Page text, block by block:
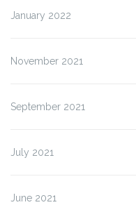
January 2022
November 2021
September 2021
July 2021
June 2021